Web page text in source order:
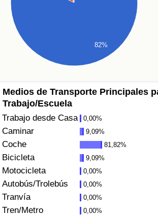
82%
Medios de Transporte Principales
Trabajo/Escuela
Trabajo desde Casa 0,00%
Caminar 9,09%
Coche 81,82%
Bicicleta 9,09%
Motocicleta 0,00%
Autobús/Trolebús 0,00%
Tranvía 0,00%
Tren/Metro 0,00%
Índice de Sanidad
Índice de Sanidad por País
Índice de Contaminación (Actual)
Índice de contaminación
Índice de Contaminación por País
Tráfico
Índice de Tráfico